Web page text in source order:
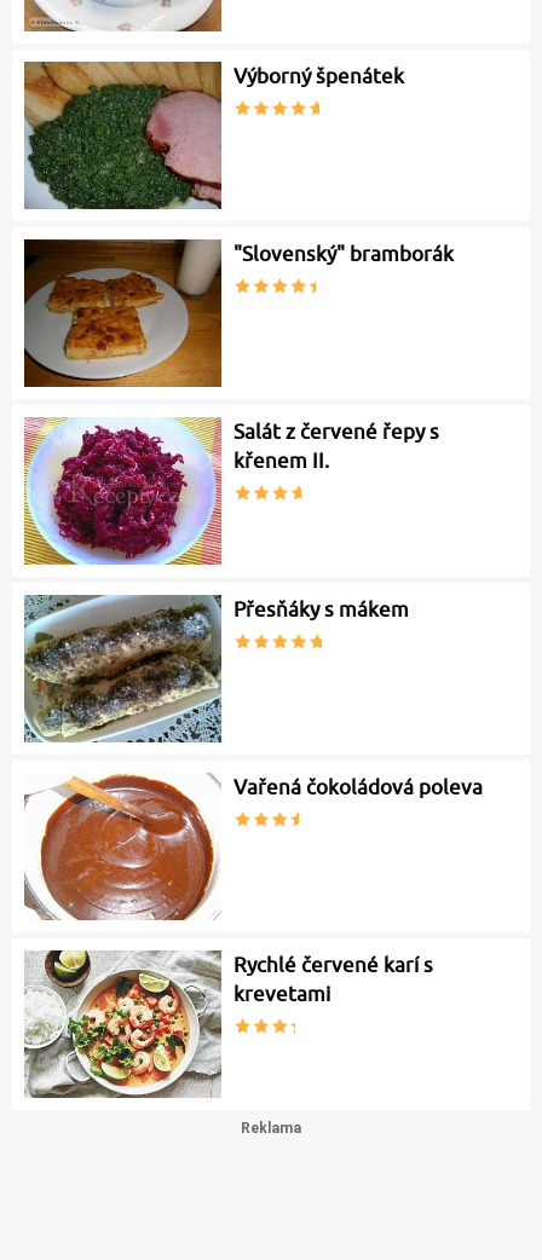
Výborný špenátek
"Slovenský" bramborák
Salát z červené řepy s
křenem II.
Přesňáky s mákem
Vařená čokoládová poleva
Rychlé červené karí s
krevetami